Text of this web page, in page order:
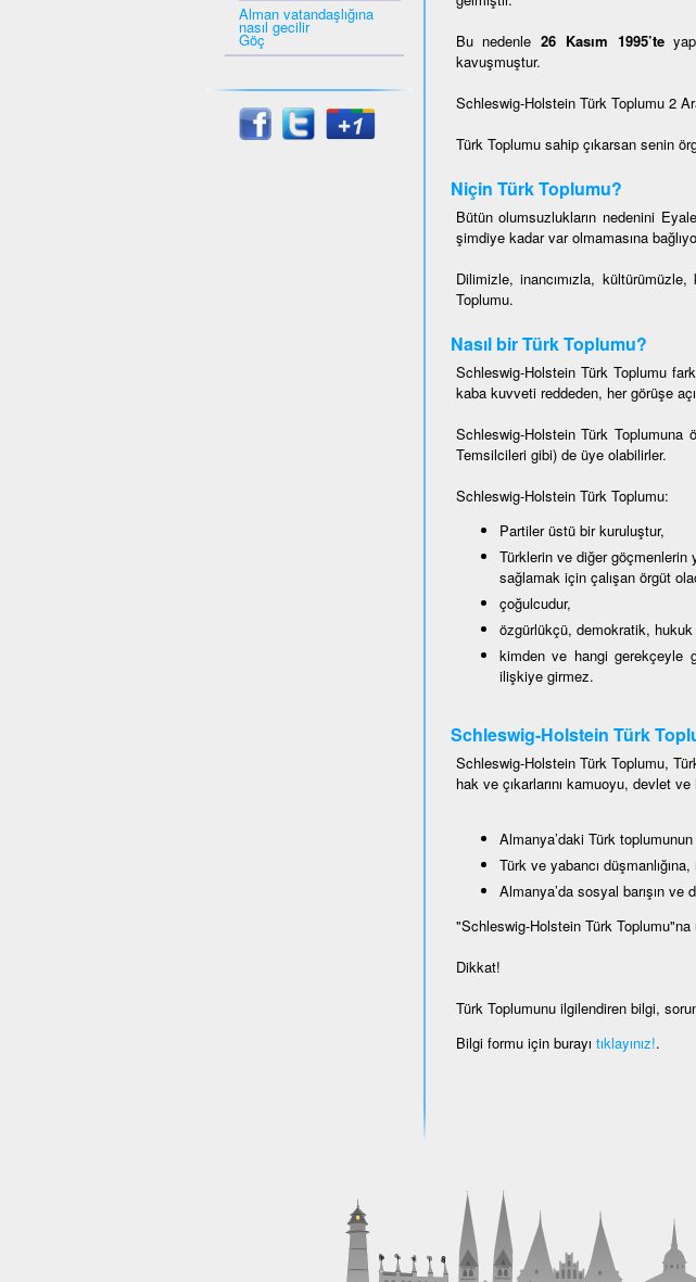
Alman vatandaşlığına
nasıl gecilir
Göç
Bu nedenle26 Kasım 1995’te
kavuşmuştur.
Schleswig-Holstein Türk Toplumu 2
Türk Toplumu sahip çıkarsan senin
Niçin Türk Toplumu?
Bütün olumsuzlukların nedenini
şimdiye kadar var olmamasına
Dilimizle, inancımızla,
Toplumu.
Nasıl bir Türk Toplumu?
Schleswig-Holstein Türk Toplumu
kaba kuvveti reddeden, her görüşe
Schleswig-Holstein Türk
Temsilcileri gibi) de üye olabilirler.
Schleswig-Holstein Türk Toplumu:
Partiler üstü bir kuruluştur,
Türklerin ve diğer
sağlamak için çalışan örgüt
çoğulcudur,
özgürlükçü, demokratik, hukuk
kimden ve hangi gerekçeyle
ilişkiye girmez.
Schleswig-Holstein Türk
Schleswig-Holstein Türk Toplumu,
hak ve çıkarlarını kamuoyu, devlet
Almanya’daki Türk toplumunun
Türk ve yabancı düşmanlığına,
Almanya’da sosyal barışın ve
"Schleswig-Holstein Türk
Dikkat!
Türk Toplumunu ilgilendiren bilgi,
Bilgi formu için burayı tıklayınız!.